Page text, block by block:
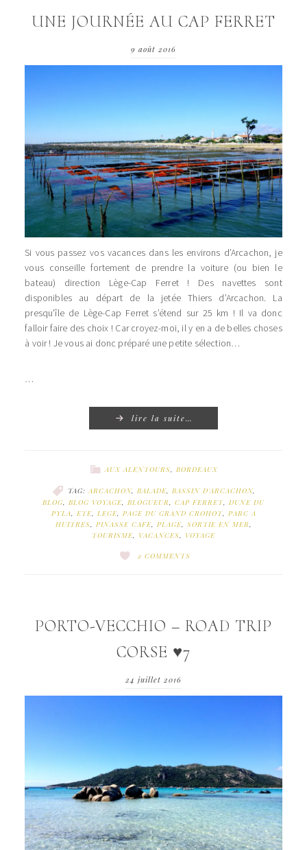
UNE JOURNÉE AU CAP FERRET
9 août 2016
Si vous passez vos vacances dans les environs d’Arcachon, je
vous conseille fortement de prendre la voiture (ou bien le
bateau) direction Lège-Cap Ferret ! Des navettes sont
disponibles au départ de la jetée Thiers d’Arcachon. La
presqu’île de Lège-Cap Ferret s’étend sur 25 km ! Il va donc
falloir faire des choix ! Car croyez-moi, il y en a de belles choses
à voir ! Je vous ai donc préparé une petite sélection…
…
lire la suite…
AUX ALENTOURS BORDEAUX
TAG: ARCACHON, BALADE, BASSIN D'ARCACHON,
BLOG BLOG VOYAGE BLOGUEUR CAP FERRET DUNE DU
PYLA
ETE, LEGE, PAGE DU GRAND CROHOT, PARC A
HUITRES
PINASSE CAFE, PLAGE, SORTIE EN MER
TOURISME
VACANCES VOYAGE
2 COMMENTS
PORTO-VECCHIO – ROAD TRIP
CORSE ♥7
24 juillet 2016